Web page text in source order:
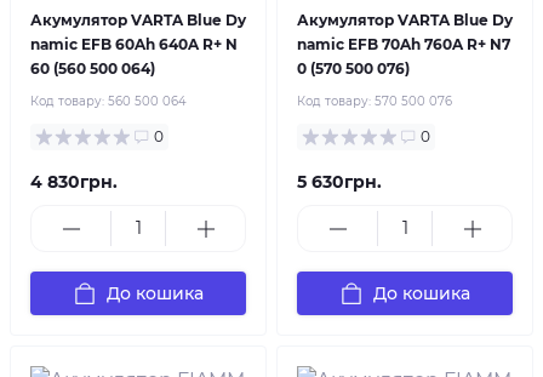
Акумулятор VARTA Blue Dy
namic EFB 60Ah 640A R+ N
60 (560 500 064)
Код товару: 560 500 064
0
4 830грн.
До кошика
Акумулятор VARTA Blue Dy
namic EFB 70Ah 760A R+ N7
0 (570 500 076)
Код товару: 570 500 076
0
5 630грн.
До кошика